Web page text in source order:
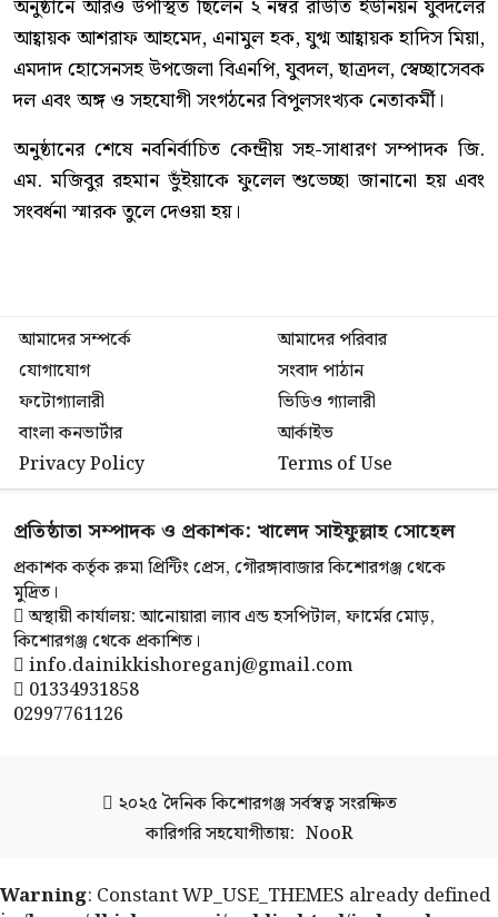
অনুষ্ঠানে আরও উপস্থিত ছিলেন ২ নম্বর রাউতি ইউনিয়ন যুবদলের
আহ্বায়ক আশরাফ আহমেদ, এনামুল হক, যুগ্ম আহ্বায়ক হাদিস মিয়া,
এমদাদ হোসেনসহ উপজেলা বিএনপি, যুবদল, ছাত্রদল, স্বেচ্ছাসেবক
দল এবং অঙ্গ ও সহযোগী সংগঠনের বিপুলসংখ্যক নেতাকর্মী।
অনুষ্ঠানের শেষে নবনির্বাচিত কেন্দ্রীয় সহ-সাধারণ সম্পাদক জি.
এম. মজিবুর রহমান ভুঁইয়াকে ফুলেল শুভেচ্ছা জানানো হয় এবং
সংবর্ধনা স্মারক তুলে দেওয়া হয়।
আমাদের সম্পর্কে
আমাদের পরিবার
যোগাযোগ
সংবাদ পাঠান
ফটোগ্যালারী
ভিডিও গ্যালারী
বাংলা কনভার্টার
আর্কাইভ
Privacy Policy
Terms of Use
প্রতিষ্ঠাতা সম্পাদক ও প্রকাশক: খালেদ সাইফুল্লাহ সোহেল
প্রকাশক কর্তৃক রুমা প্রিন্টিং প্রেস, গৌরঙ্গাবাজার কিশোরগঞ্জ থেকে
মুদ্রিত।
অস্থায়ী কার্যালয়: আনোয়ারা ল্যাব এন্ড হসপিটাল, ফার্মের মোড়,
কিশোরগঞ্জ থেকে প্রকাশিত।
info.dainikkishoreganj@gmail.com
01334931858
02997761126
২০২৫দৈনিক কিশোরগঞ্জসর্বস্বত্ব সংরক্ষিত
কারিগরি সহযোগীতায়: NooR
Warning: Constant WP_USE_THEMES already defined